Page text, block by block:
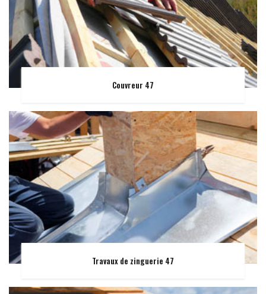
Couvreur 47
Travaux de zinguerie 47